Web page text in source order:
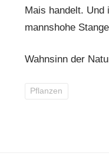
Mais handelt.
mannshohe
Wahnsinn der
Pflanzen